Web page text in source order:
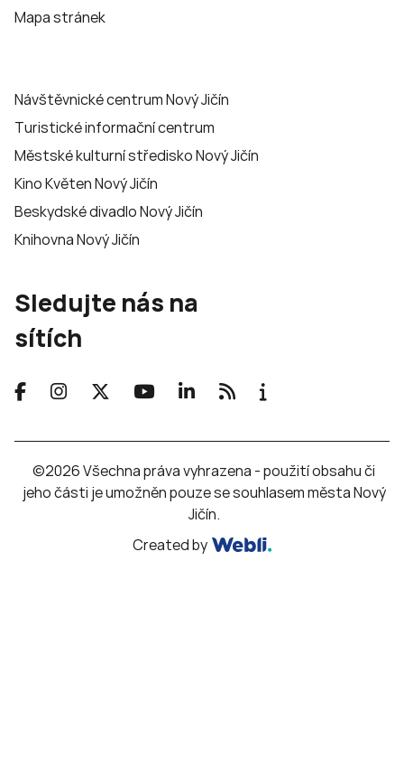
Mapa stránek
Návštěvnické centrum Nový Jičín
Turistické informační centrum
Městské kulturní středisko Nový Jičín
Kino Květen Nový Jičín
Beskydské divadlo Nový Jičín
Knihovna Nový Jičín
Sledujte nás na
sítích
©2026 Všechna práva vyhrazena - použití obsahu či
jeho části je umožněn pouze se souhlasem města Nový
Jičín.
Created by